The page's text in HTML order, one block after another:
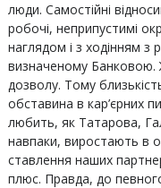
люди. Самостійні
робочі, неприпустимі
наглядом і з ходінням
визначеному Банковою.
дозволу. Тому
обставина в кар’єрних
любить, як Татарова,
навпаки, виростають в
ставлення наших
плюс. Правда, до